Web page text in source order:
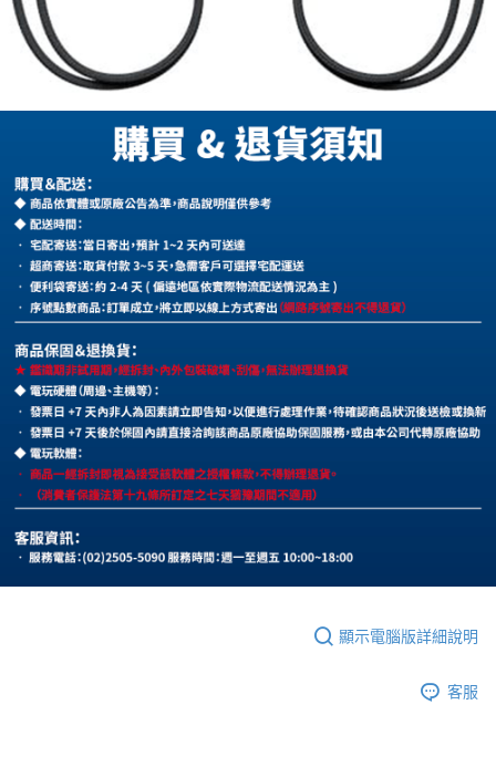
顯示電腦版詳細說明
客服